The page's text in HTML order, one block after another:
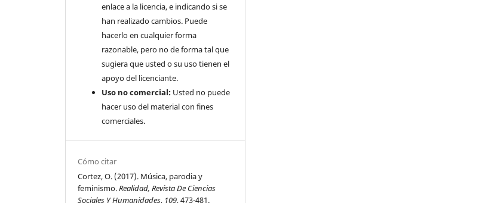
enlace a la licencia, e indicando si se
han realizado cambios. Puede
hacerlo en cualquier forma
razonable, pero no de forma tal que
sugiera que usted o su uso tienen el
apoyo del licenciante.
Uso no comercial: Usted no puede
hacer uso del material con fines
comerciales.
Cómo citar
Cortez, O. (2017). Música, parodia y
feminismo.Realidad, Revista De Ciencias
Sociales Y Humanidades, 109, 473-481.